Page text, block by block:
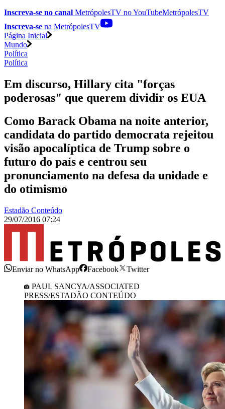
Inscreva-se no canal MetrópolesTV noYouTubeMetrópolesTV
Inscreva-se na MetrópolesTV
Página Inicial
Mundo
Política
Política
Em discurso, Hillary cita "forças
poderosas" que querem dividir os EUA
Como Barack Obama na noite anterior,
candidata do partido democrata rejeitou
visão apocalíptica de Trump sobre o
futuro do país e centrou seu
pronunciamento na defesa da unidade e
do otimismo
Estadão Conteúdo
29/07/2016 07:24
Enviar no WhatsApp Facebook
Twitter
PAUL SANCYA/ASSOCIATED
PRESS/ESTADÃO CONTEÚDO